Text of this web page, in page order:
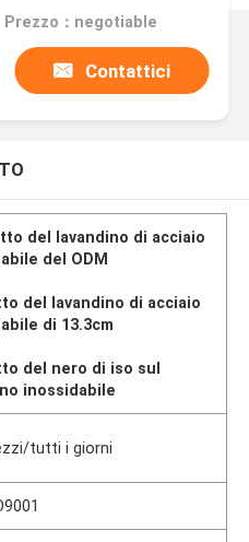
Prezzo：negotiable
Contattici
del lavandino di acciaio
del ODM
del lavandino di acciaio
di 13.3cm
del nero di iso sul
inossidabile
tutti i giorni